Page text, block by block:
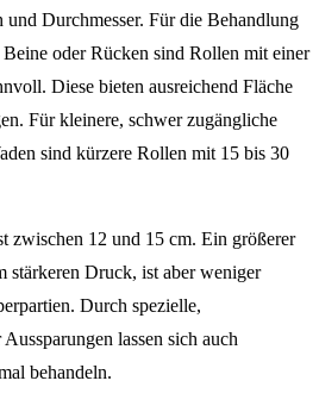
und Durchmesser. Für die Behandlung
oder Rücken sind Rollen mit einer
Diese bieten ausreichend Fläche
Für kleinere, schwer zugängliche
sind kürzere Rollen mit 15 bis 30
zwischen 12 und 15 cm. Ein größerer
stärkeren Druck, ist aber weniger
Durch spezielle,
lassen sich auch
behandeln.